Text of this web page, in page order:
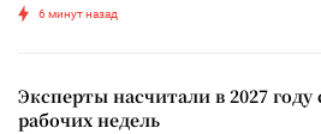
6 минут назад
Эксперты насчитали в 2027
рабочих недель